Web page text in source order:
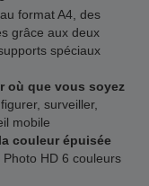
format A4, des
grâce aux deux
spéciaux
où que vous soyez
surveiller,
mobile
couleur épuisée
HD 6 couleurs